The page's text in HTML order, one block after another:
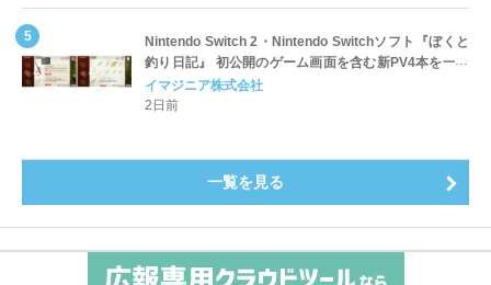
Nintendo Switch 2・Nintendo Switchソフト『ぼくと
釣り日記』 初公開のゲーム画面を含む新PV4本を一挙
公開！
イマジニア株式会社
2日前
一覧を見る